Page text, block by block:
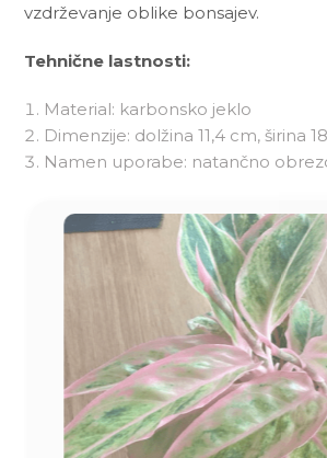
vzdrževanje oblike bonsajev.
Tehnične lastnosti:
Material: karbonsko jeklo
Dimenzije: dolžina 11,4 cm, širina
Namen uporabe: natančno